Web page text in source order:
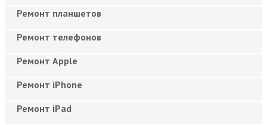
Ремонт планшетов
Ремонт телефонов
Ремонт Apple
Ремонт iPhone
Ремонт iPad